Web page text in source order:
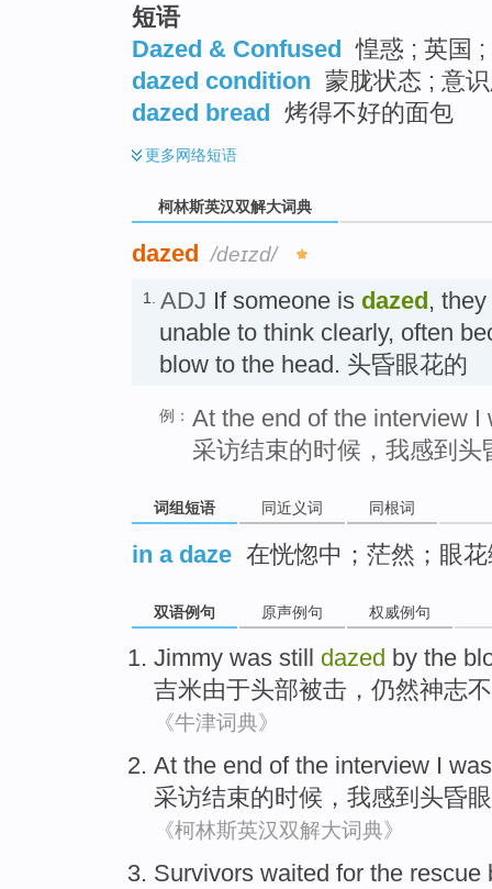
短语
Dazed & Confused 惶惑 ; 英国
dazed condition 蒙胧状态 ; 意
dazed bread 烤得不好的面包
更多网络短语
柯林斯英汉双解大词典
dazed /deɪzd/
1. ADJ If someone is dazed,
unable to think clearly, often
blow to the head. 头昏眼花的
例： At the end of the interview
采访结束的时候，我感到
词组短语 同近义词 同根词
in a daze 在恍惚中；茫然；眼
双语例句 原声例句 权威例句
Jimmy was still dazed by the
吉米由于头部被击 ， 仍然神志
《牛津词典》
At the end ofthe interview I
采访结束的时候， 我感到 头昏
《柯林斯英汉双解大词典》
Survivors waited for the rescue